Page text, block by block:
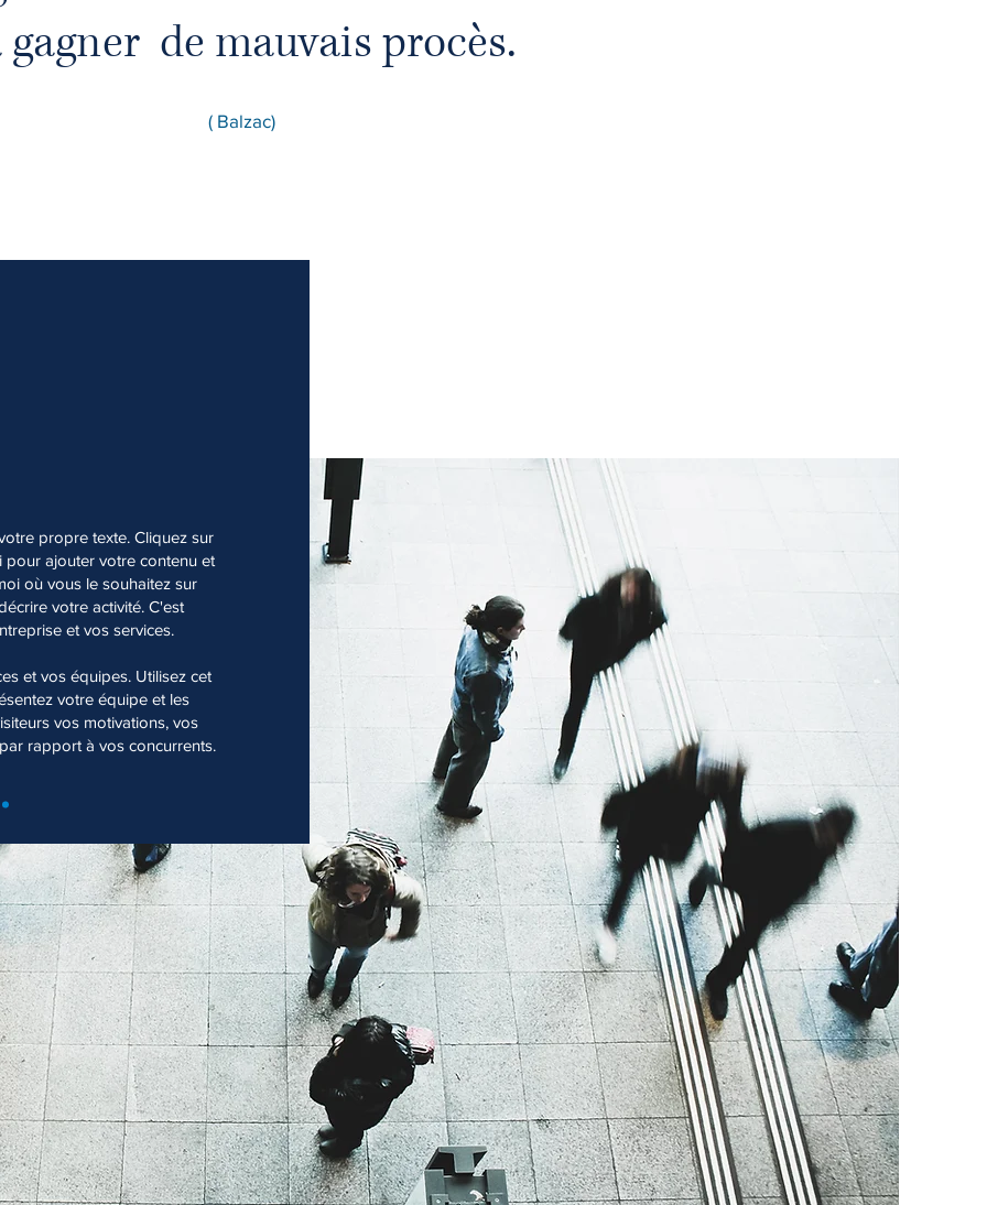
gagner de mauvais procès.
( Balzac)
propre texte. Cliquez sur
ajouter votre contenu et
où vous le souhaitez sur
votre activité. C'est
et vos services.
et vos équipes. Utilisez cet
votre équipe et les
vos motivations, vos
rapport à vos concurrents.